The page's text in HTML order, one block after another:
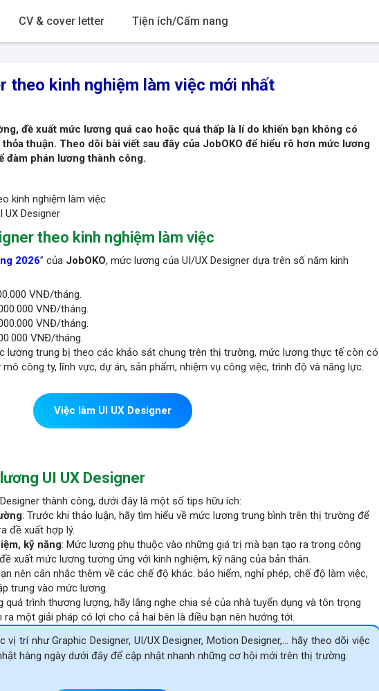
CV & cover letter Tiện ích/Cẩm nang
theo kinh nghiệm làm việc mới nhất
đề xuất mức lương quá cao hoặc quá thấp là lí do khiến bạn không có
thuận. Theo dõi bài viết sau đây của JobOKO để hiểu rõ hơn mức lương
đàm phán lươngthành công.
kinh nghiệm làm việc
UX Designer
theo kinh nghiệm làm việc
2026” của JobOKO, mức lương của UI/UX Designer dựa trên số năm kinh
VNĐ/tháng.
VNĐ/tháng.
VNĐ/tháng.
VNĐ/tháng.
lương trung bị theo các khảo sát chung trên thị trường, mức lương thực tế còn có
công ty, lĩnh vực, dự án, sản phẩm, nhiệm vụ công việc, trình độ và năng lực.
Việc làm UI UX Designer
UI UX Designer
thành công, dưới đây là một số tips hữu ích:
: Trước khi thảo luận, hãy tìm hiểu về mức lương trung bình trên thị trường để
đề xuất hợp lý.
kỹ năng: Mức lương phụ thuộc vào những giá trị mà bạn tạo ra trong công
xuất mức lương tương ứng với kinh nghiệm, kỹ năng của bản thân.
nên cân nhắc thêm về các chế độ khác: bảo hiểm, nghỉ phép, chế độ làm việc,
trung vào mức lương.
quá trình thương lượng, hãy lắng nghe chia sẻ của nhà tuyển dụng và tôn trọng
một giải pháp có lợi cho cả hai bên là điều bạn nên hướng tới.
trí như Graphic Designer, UI/UX Designer, Motion Designer,… hãy theo dõi việc
hàng ngày dưới đây để cập nhật nhanh những cơ hội mới trên thị trường.